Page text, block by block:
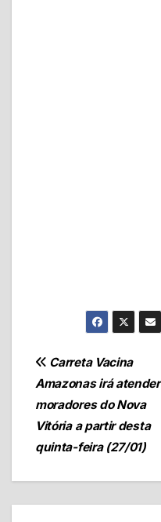
Navegação
de
Post
Carreta Vacina
Amazonas irá atender
moradores do Nova
Vitória a partir desta
quinta-feira (27/01)